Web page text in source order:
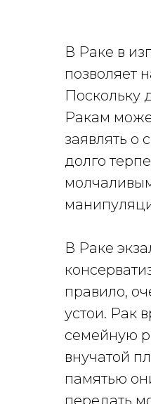
В Раке в
позволяет
Поскольку
Ракам
заявлять о
долго
В Раке
правило,
устои. Рак
семейную
внучатой
памятью
передать